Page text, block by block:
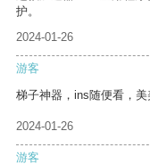
护。
2024-01-26
游客
梯子神器，ins随便看，美
2024-01-26
游客